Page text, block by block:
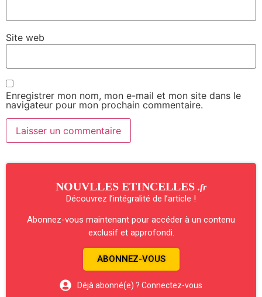
Site web
Enregistrer mon nom, mon e-mail et mon site dans le
navigateur pour mon prochain commentaire.
NOUVLLES ETINCELLES .fr
Découvrez l’intégralité de l’article !
Abonnez-vous maintenant pour accéder à un contenu
exclusif et approfondi.
ABONNEZ-VOUS
Déjà abonné(e) ? Connectez-vous